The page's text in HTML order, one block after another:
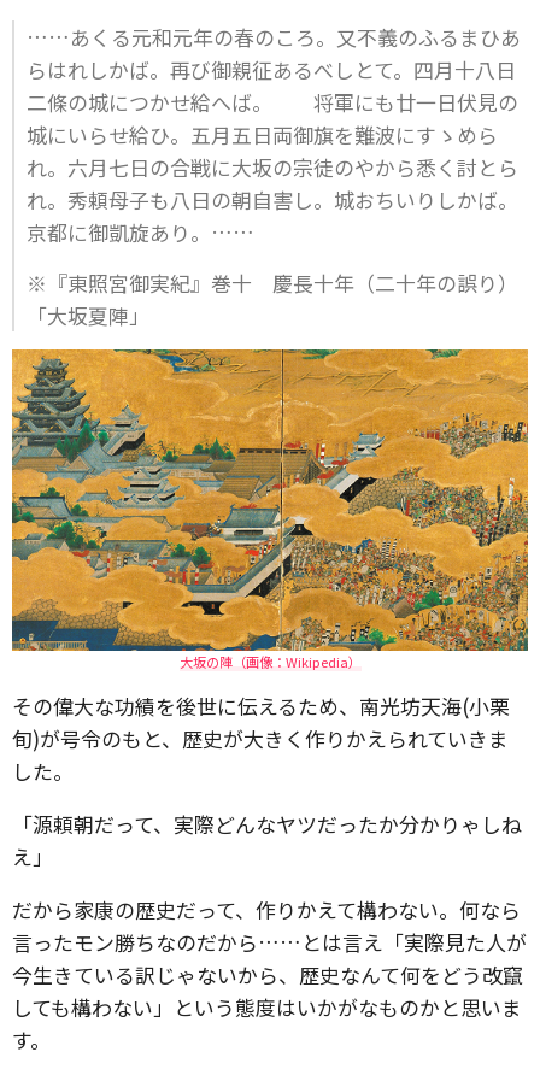
……あくる元和元年の春のころ。又不義のふるまひあ
らはれしかば。再び御親征あるべしとて。四月十八日
二條の城につかせ給へば。 将軍にも廿一日伏見の
城にいらせ給ひ。五月五日両御旗を難波にすゝめら
れ。六月七日の合戦に大坂の宗徒のやから悉く討とら
れ。秀頼母子も八日の朝自害し。城おちいりしかば。
京都に御凱旋あり。……
※『東照宮御実紀』巻十 慶長十年（二十年の誤り）
「大坂夏陣」
大坂の陣（画像：Wikipedia）
その偉大な功績を後世に伝えるため、南光坊天海(小栗
旬)が号令のもと、歴史が大きく作りかえられていきま
した。
「源頼朝だって、実際どんなヤツだったか分かりゃしね
え」
だから家康の歴史だって、作りかえて構わない。何なら
言ったモン勝ちなのだから……とは言え「実際見た人が
今生きている訳じゃないから、歴史なんて何をどう改竄
しても構わない」という態度はいかがなものかと思いま
す。